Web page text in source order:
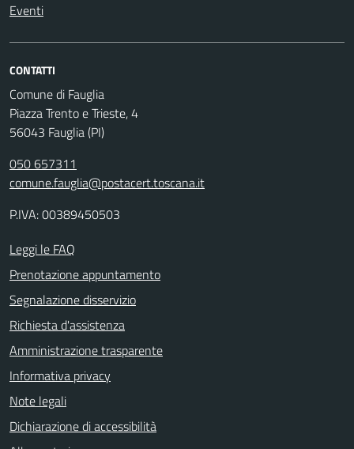
Eventi
CONTATTI
Comune di Fauglia
Piazza Trento e Trieste, 4
56043 Fauglia (PI)
050 657311
comune.fauglia@postacert.toscana.it
P.IVA: 00389450503
Leggi le FAQ
Prenotazione appuntamento
Segnalazione disservizio
Richiesta d'assistenza
Amministrazione trasparente
Informativa privacy
Note legali
Dichiarazione di accessibilità